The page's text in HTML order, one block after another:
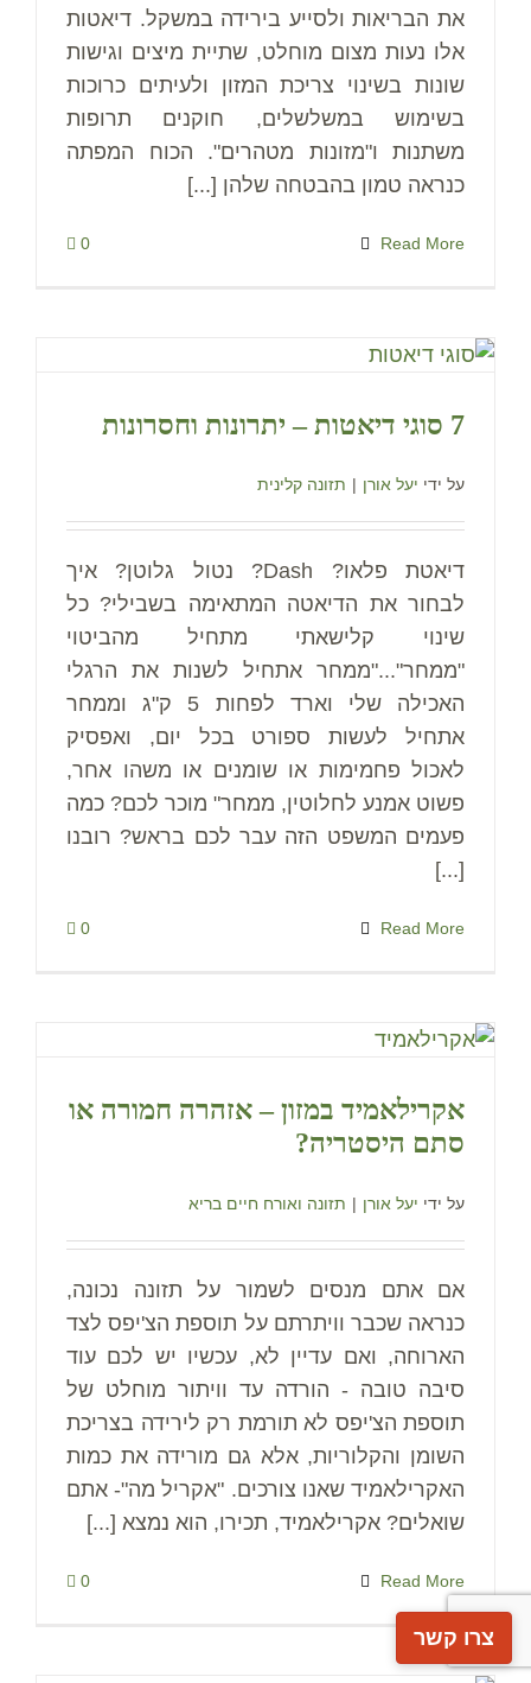
את הבריאות ולסייע בירידה במשקל. דיאטות
אלו נעות מצום מוחלט, שתיית מיצים וגישות
שונות בשינוי צריכת המזון ולעיתים כרוכות
בשימוש במשלשלים, חוקנים תרופות
משתנות ו"מזונות מטהרים". הכוח המפתה
כנראה טמון בהבטחה שלהן [...]
Read More
0
7 סוגי דיאטות – יתרונות וחסרונות
על ידי יעל אורן | תזונה קלינית
דיאטת פלאו? Dash? נטול גלוטן? איך
לבחור את הדיאטה המתאימה בשבילי? כל
שינוי קלישאתי מתחיל מהביטוי
"ממחר"..."ממחר אתחיל לשנות את הרגלי
האכילה שלי וארד לפחות 5 ק"ג וממחר
אתחיל לעשות ספורט בכל יום, ואפסיק
לאכול פחמימות או שומנים או משהו אחר,
פשוט אמנע לחלוטין, ממחר" מוכר לכם? כמה
פעמים המשפט הזה עבר לכם בראש? רובנו
[...]
Read More
0
אקרילאמיד במזון – אזהרה חמורה או
סתם היסטריה?
על ידי יעל אורן | תזונה ואורח חיים בריא
אם אתם מנסים לשמור על תזונה נכונה,
כנראה שכבר וויתרתם על תוספת הצ'יפס לצד
הארוחה, ואם עדיין לא, עכשיו יש לכם עוד
סיבה טובה - הורדה עד וויתור מוחלט של
תוספת הצ'יפס לא תורמת רק לירידה בצריכת
השומן והקלוריות, אלא גם מורידה את כמות
האקרילאמיד שאנו צורכים. "אקריל מה"- אתם
שואלים? אקרילאמיד, תכירו, הוא נמצא [...]
Read More
0
צרו קשר